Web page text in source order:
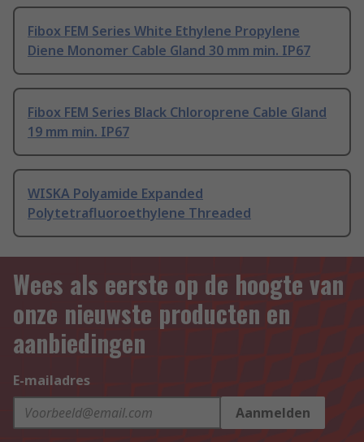
Fibox FEM Series White Ethylene Propylene
Diene Monomer Cable Gland 30 mm min. IP67
Fibox FEM Series Black Chloroprene Cable Gland
19 mm min. IP67
WISKA Polyamide Expanded
Polytetrafluoroethylene Threaded
Wees als eerste op de hoogte van
onze nieuwste producten en
aanbiedingen
E-mailadres
Aanmelden